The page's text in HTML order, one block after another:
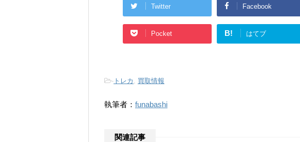
Twitter Facebook
Pocket B! はてブ
- トレカ 買取情報
執筆者： funabashi
関連記事